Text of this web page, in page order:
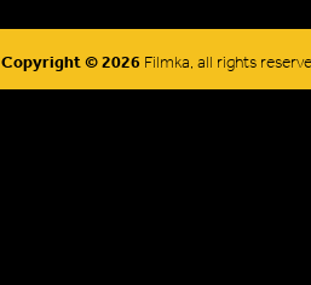
Copyright © 2026 Filmka, all rights